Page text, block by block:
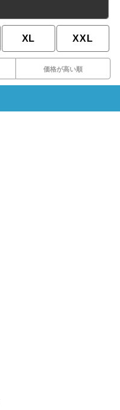
XL XXL
価格が高い順